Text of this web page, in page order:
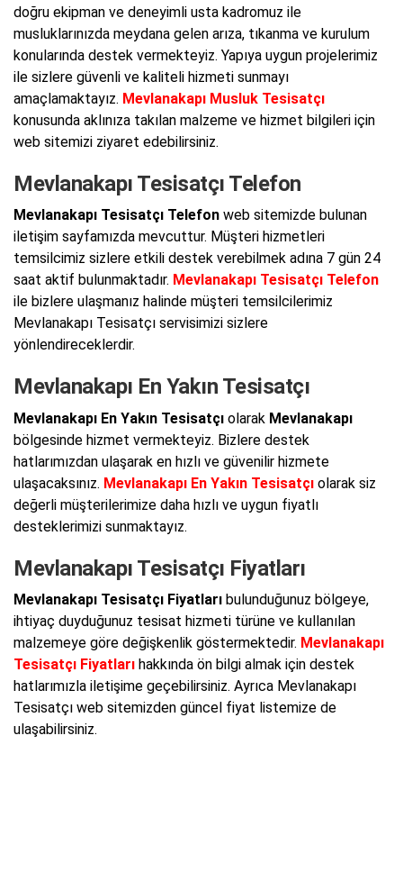
doğru ekipman ve deneyimli usta kadromuz ile
musluklarınızda meydana gelen arıza, tıkanma ve kurulum
konularında destek vermekteyiz. Yapıya uygun projelerimiz
ile sizlere güvenli ve kaliteli hizmeti sunmayı
amaçlamaktayız. Mevlanakapı Musluk Tesisatçı
konusunda aklınıza takılan malzeme ve hizmet bilgileri için
web sitemizi ziyaret edebilirsiniz.
Mevlanakapı Tesisatçı Telefon
Mevlanakapı Tesisatçı Telefon web sitemizde bulunan
iletişim sayfamızda mevcuttur. Müşteri hizmetleri
temsilcimiz sizlere etkili destek verebilmek adına 7 gün 24
saat aktif bulunmaktadır. Mevlanakapı Tesisatçı Telefon
ile bizlere ulaşmanız halinde müşteri temsilcilerimiz
Mevlanakapı Tesisatçı servisimizi sizlere
yönlendireceklerdir.
Mevlanakapı En Yakın Tesisatçı
Mevlanakapı En Yakın Tesisatçı olarak Mevlanakapı
bölgesinde hizmet vermekteyiz. Bizlere destek
hatlarımızdan ulaşarak en hızlı ve güvenilir hizmete
ulaşacaksınız. Mevlanakapı En Yakın Tesisatçı olarak siz
değerli müşterilerimize daha hızlı ve uygun fiyatlı
desteklerimizi sunmaktayız.
Mevlanakapı Tesisatçı Fiyatları
Mevlanakapı Tesisatçı Fiyatları bulunduğunuz bölgeye,
ihtiyaç duyduğunuz tesisat hizmeti türüne ve kullanılan
malzemeye göre değişkenlik göstermektedir. Mevlanakapı
Tesisatçı Fiyatları hakkında ön bilgi almak için destek
hatlarımızla iletişime geçebilirsiniz. Ayrıca Mevlanakapı
Tesisatçı web sitemizden güncel fiyat listemize de
ulaşabilirsiniz.